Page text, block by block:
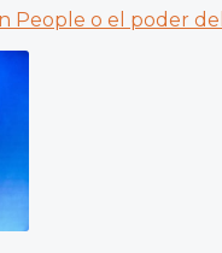
People o el poder